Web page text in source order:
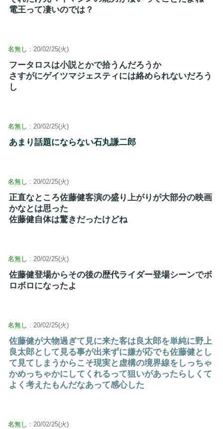
電王って凄いのでは？
名無し : 20/02/25(火)
フータロスは小説とかで拾うんだろうか
さすがにゲイツマジェスティには絡められないだろう
し
名無し : 20/02/25(火)
あまり話題にならない石丸謙二郎
名無し : 20/02/25(火)
正直なところ佐藤健客演の盛り上がりが大部分の映画
かなとは思った
佐藤健自体は驚きだったけどね
名無し : 20/02/25(火)
佐藤健登場からその後の歴代ライダー登場シーンでボ
ロボロになったよ
名無し : 20/02/25(火)
佐藤健が大物過ぎて見に来た客は良太郎を単純に野上
良太郎として見る事が出来ずに嫌が応でも佐藤健とし
て見てしまうからこそ現実と虚構の境界線をしっちゃ
かめっちゃかにしてくれるって狙いがあったらしくて
よく考えたもんだなあって感心した
名無し : 20/02/25(火)